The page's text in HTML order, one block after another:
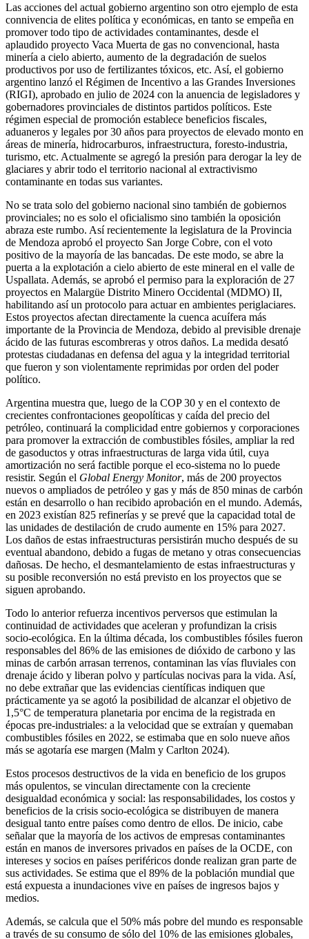
Las acciones del actual gobierno argentino son otro ejemplo de esta
connivencia de elites política y económicas, en tanto se empeña en
promover todo tipo de actividades contaminantes, desde el
aplaudido proyecto Vaca Muerta de gas no convencional, hasta
minería a cielo abierto, aumento de la degradación de suelos
productivos por uso de fertilizantes tóxicos, etc. Así, el gobierno
argentino lanzó el Régimen de Incentivo a las Grandes Inversiones
(RIGI), aprobado en julio de 2024 con la anuencia de legisladores y
gobernadores provinciales de distintos partidos políticos. Este
régimen especial de promoción establece beneficios fiscales,
aduaneros y legales por 30 años para proyectos de elevado monto en
áreas de minería, hidrocarburos, infraestructura, foresto-industria,
turismo, etc. Actualmente se agregó la presión para derogar la ley de
glaciares y abrir todo el territorio nacional al extractivismo
contaminante en todas sus variantes.
No se trata solo del gobierno nacional sino también de gobiernos
provinciales; no es solo el oficialismo sino también la oposición
abraza este rumbo. Así recientemente la legislatura de la Provincia
de Mendoza aprobó el proyecto San Jorge Cobre, con el voto
positivo de la mayoría de las bancadas. De este modo, se abre la
puerta a la explotación a cielo abierto de este mineral en el valle de
Uspallata. Además, se aprobó el permiso para la exploración de 27
proyectos en Malargüe Distrito Minero Occidental (MDMO) II,
habilitando así un protocolo para actuar en ambientes periglaciares.
Estos proyectos afectan directamente la cuenca acuífera más
importante de la Provincia de Mendoza, debido al previsible drenaje
ácido de las futuras escombreras y otros daños. La medida desató
protestas ciudadanas en defensa del agua y la integridad territorial
que fueron y son violentamente reprimidas por orden del poder
político.
Argentina muestra que, luego de la COP 30 y en el contexto de
crecientes confrontaciones geopolíticas y caída del precio del
petróleo, continuará la complicidad entre gobiernos y corporaciones
para promover la extracción de combustibles fósiles, ampliar la red
de gasoductos y otras infraestructuras de larga vida útil, cuya
amortización no será factible porque el eco-sistema no lo puede
resistir. Según el Global Energy Monitor, más de 200 proyectos
nuevos o ampliados de petróleo y gas y más de 850 minas de carbón
están en desarrollo o han recibido aprobación en el mundo. Además,
en 2023 existían 825 refinerías y se prevé que la capacidad total de
las unidades de destilación de crudo aumente en 15% para 2027.
Los daños de estas infraestructuras persistirán mucho después de su
eventual abandono, debido a fugas de metano y otras consecuencias
dañosas. De hecho, el desmantelamiento de estas infraestructuras y
su posible reconversión no está previsto en los proyectos que se
siguen aprobando.
Todo lo anterior refuerza incentivos perversos que estimulan la
continuidad de actividades que aceleran y profundizan la crisis
socio-ecológica. En la última década, los combustibles fósiles fueron
responsables del 86% de las emisiones de dióxido de carbono y las
minas de carbón arrasan terrenos, contaminan las vías fluviales con
drenaje ácido y liberan polvo y partículas nocivas para la vida. Así,
no debe extrañar que las evidencias científicas indiquen que
prácticamente ya se agotó la posibilidad de alcanzar el objetivo de
1,5°C de temperatura planetaria por encima de la registrada en
épocas pre-industriales: a la velocidad que se extraían y quemaban
combustibles fósiles en 2022, se estimaba que en solo nueve años
más se agotaría ese margen (Malm y Carlton 2024).
Estos procesos destructivos de la vida en beneficio de los grupos
más opulentos, se vinculan directamente con la creciente
desigualdad económica y social: las responsabilidades, los costos y
beneficios de la crisis socio-ecológica se distribuyen de manera
desigual tanto entre países como dentro de ellos. De inicio, cabe
señalar que la mayoría de los activos de empresas contaminantes
están en manos de inversores privados en países de la OCDE, con
intereses y socios en países periféricos donde realizan gran parte de
sus actividades. Se estima que el 89% de la población mundial que
está expuesta a inundaciones vive en países de ingresos bajos y
medios.
Además, se calcula que el 50% más pobre del mundo es responsable
a través de su consumo de sólo del 10% de las emisiones globales,